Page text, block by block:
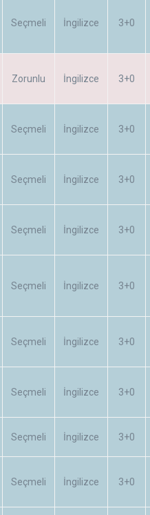
Seçmeli İngilizce 3+0
Zorunlu İngilizce 3+0
Seçmeli İngilizce 3+0
Seçmeli İngilizce 3+0
Seçmeli İngilizce 3+0
Seçmeli İngilizce 3+0
Seçmeli İngilizce 3+0
Seçmeli İngilizce 3+0
Seçmeli İngilizce 3+0
Seçmeli İngilizce 3+0